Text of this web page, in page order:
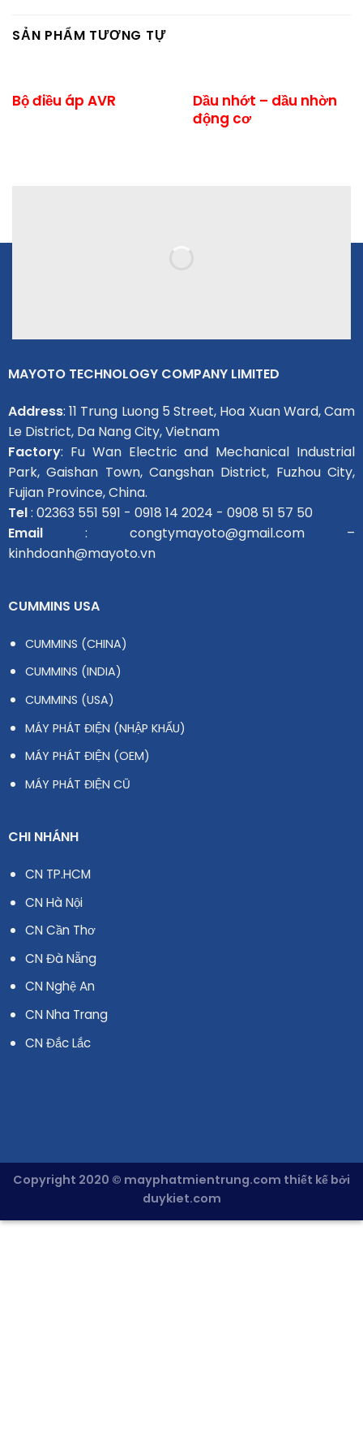
SẢN PHẨM TƯƠNG TỰ
Bộ điều áp AVR
Dầu nhớt – dầu nhờn
động cơ
MAYOTO TECHNOLOGY COMPANY LIMITED
Address: 11 Trung Luong 5 Street, Hoa Xuan Ward, Cam
Le District, Da Nang City, Vietnam
Factory: Fu Wan Electric and Mechanical Industrial
Park, Gaishan Town, Cangshan District, Fuzhou City,
Fujian Province, China.
Tel: 02363 551 591 - 0918 14 2024 - 0908 51 57 50
Email: congtymayoto@gmail.com –
kinhdoanh@mayoto.vn
CUMMINS USA
CUMMINS (CHINA)
CUMMINS (INDIA)
CUMMINS (USA)
MÁY PHÁT ĐIỆN (NHẬP KHẨU)
MÁY PHÁT ĐIỆN (OEM)
MÁY PHÁT ĐIỆN CŨ
CHI NHÁNH
CN TP.HCM
CN Hà Nội
CN Cần Thơ
CN Đà Nẵng
CN Nghệ An
CN Nha Trang
CN Đắc Lắc
Copyright 2020 © mayphatmientrung.com thiết kế bởi
duykiet.com